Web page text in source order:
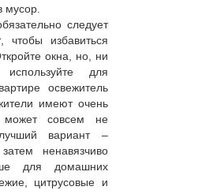
мусор.
следует
, чтобы избавиться
окна, но, ни
для
освежитель
имеют очень
может совсем не
вариант –
ненавязчиво
для домашних
цитрусовые и